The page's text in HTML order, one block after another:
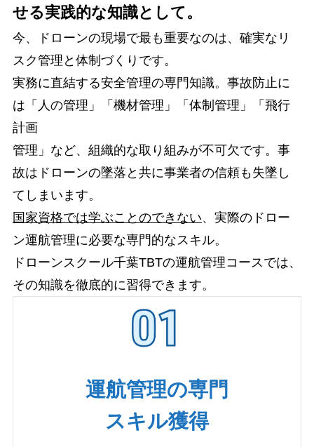
せる実践的な知識として。
今、ドローンの現場で最も重要なのは、確実なリ
スク管理と体制づくりです。
実務に直結する安全管理の専門知識。事故防止に
は「人の管理」「機材管理」「体制管理」「飛行
計画
管理」など、組織的な取り組みが不可欠です。事
故はドローンの墜落と共に事業者の信頼も失墜し
てしまいます。
国家資格では学ぶことのできない、実際のドロー
ン運航管理に必要な専門的なスキル。
ドローンスクール千葉TBTの運航管理コースでは、
その知識を徹底的に習得できます。
運航管理の専門
スキル獲得